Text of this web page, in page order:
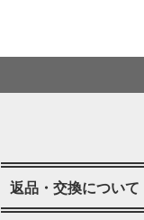
返品・交換について